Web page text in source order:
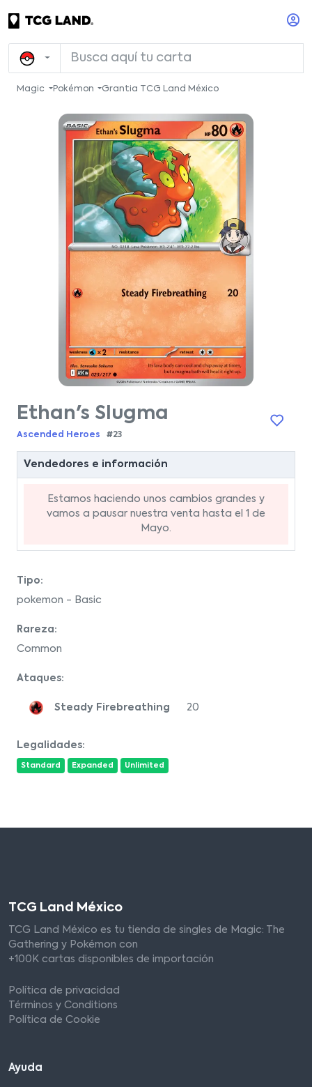
Magic Pokémon Grantia TCG Land México
Ethan's Slugma
Ascended Heroes #23
Vendedores e información
Estamos haciendo unos cambios grandes y
vamos a pausar nuestra venta hasta el 1 de
Mayo.
Tipo:
pokemon - Basic
Rareza:
Common
Ataques:
Steady Firebreathing 20
Legalidades:
Standard Expanded Unlimited
TCG Land México
TCG Land México es tu tienda de singles de Magic: The
Gathering y Pokémon con
+100K cartas disponibles de importación
Política de privacidad
Términos y Conditions
Política de Cookie
Ayuda